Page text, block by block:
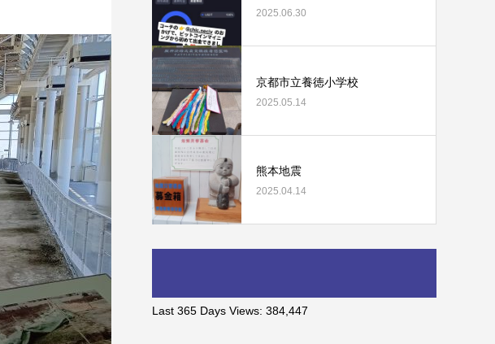
2025.06.30
京都市立養徳小学校
2025.05.14
熊本地震
2025.04.14
Last 365 Days Views: 384,447